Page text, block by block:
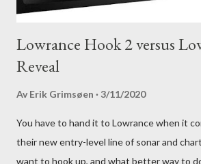
Lowrance Hook 2 versus
Reveal
Av Erik Grimsøen 3/11/2020
You have to hand it to Lowrance when it
their new entry-level line of sonar and
want to hook up, and what better way to